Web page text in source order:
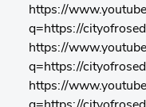
https://
q=https://
https://
q=https://
https://